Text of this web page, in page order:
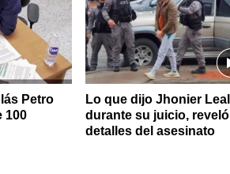
Petro
100
Lo que dijo Jhonier Leal
durante su juicio, reveló
detalles del asesinato